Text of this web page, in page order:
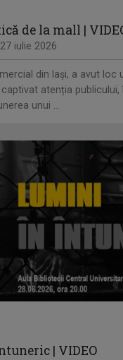
și investigație realizată ...
de folclor „Cântec și ...
Orăşanu la ...
de la mall |
27 iulie 2026
din Iași, a avut loc
atenția publicului,
unui ...
| VIDEO